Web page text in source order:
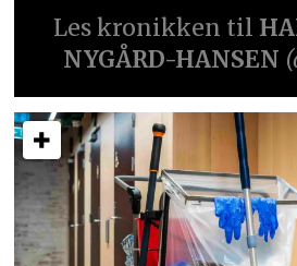
Les kronikken til
NYGÅRD-HANSEN